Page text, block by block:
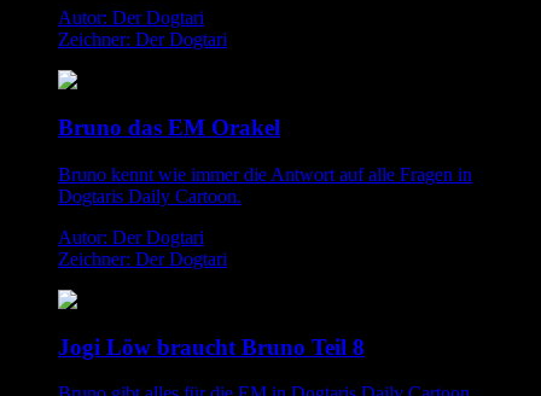
Autor: Der Dogtari
Zeichner: Der Dogtari
Bruno das EM Orakel
Bruno kennt wie immer die Antwort auf alle Fragen in
Dogtaris Daily Cartoon.
Autor: Der Dogtari
Zeichner: Der Dogtari
Jogi Löw braucht Bruno Teil 8